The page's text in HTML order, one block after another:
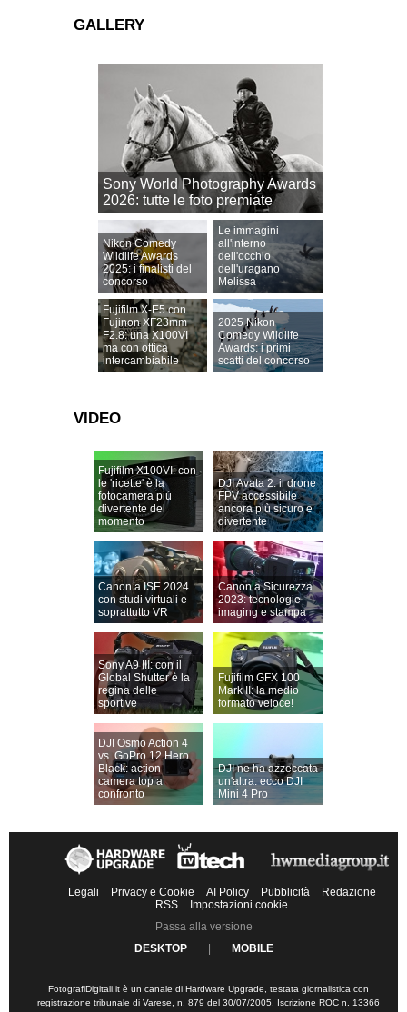
GALLERY
Sony World Photography Awards
2026: tutte le foto premiate
Nikon Comedy
Wildlife Awards
2025: i finalisti del
concorso
Le immagini
all'interno
dell'occhio
dell'uragano
Melissa
Fujifilm X-E5 con
Fujinon XF23mm
F2.8: una X100VI
ma con ottica
intercambiabile
2025 Nikon
Comedy Wildlife
Awards: i primi
scatti del concorso
VIDEO
Fujifilm X100VI: con
le 'ricette' è la
fotocamera più
divertente del
momento
DJI Avata 2: il drone
FPV accessibile
ancora più sicuro e
divertente
Canon a ISE 2024
con studi virtuali e
soprattutto VR
Canon a Sicurezza
2023: tecnologie
imaging e stampa
Sony A9 III: con il
Global Shutter è la
regina delle
sportive
Fujifilm GFX 100
Mark II: la medio
formato veloce!
DJI Osmo Action 4
vs. GoPro 12 Hero
Black: action
camera top a
confronto
DJI ne ha azzeccata
un'altra: ecco DJI
Mini 4 Pro
Legali Privacy e Cookie AI Policy Pubblicità
Redazione
RSS
Impostazioni cookie
Passa alla versione
DESKTOP
| MOBILE
FotografiDigitali.it è un canale di Hardware Upgrade, testata giornalistica con
registrazione tribunale di Varese, n. 879 del 30/07/2005. Iscrizione ROC n. 13366